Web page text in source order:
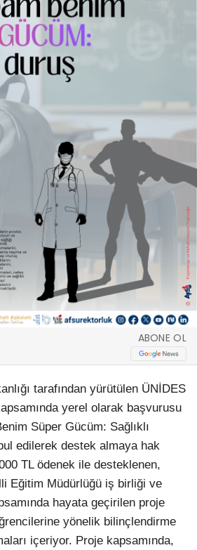
ABONE OL
tarafından yürütülen ÜNİDES
yerel olarak başvurusu
Süper Gücüm: Sağlıklı
edilerek destek almaya hak
TL ödenek ile desteklenen,
Eğitim Müdürlüğü iş birliği ve
hayata geçirilen proje
yönelik bilinçlendirme
içeriyor. Proje kapsamında,